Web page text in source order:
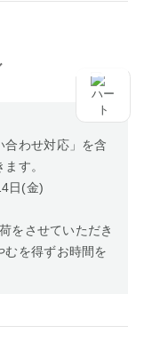
合わせ対応」を含
す。
日(金)
をさせていただき
むを得ずお時間を